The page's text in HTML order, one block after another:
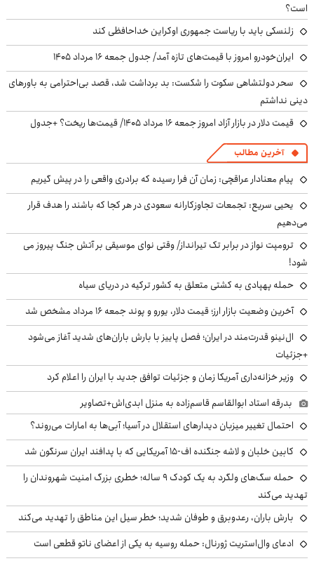
است؟
زلنسکی باید با ریاست جمهوری اوکراین خداحافظی کند
ایران‌خودرو امروز با قیمت‌های تازه آمد/ جدول جمعه ۱۶ مرداد ۱۴۰۵
سحر دولتشاهی سکوت را شکست: بد برداشت شد، قصد بی‌احترامی به باورهای
دینی نداشتم
قیمت دلار در بازار آزاد امروز جمعه ۱۶ مرداد ۱۴۰۵/ قیمت‌ها ریخت؟ +جدول
آخرین مطالب
پیام معنادار عراقچی: زمان آن فرا رسیده که برادری واقعی را در پیش گیریم
یحیی سریع: تجمعات تجاوزکارانه سعودی در هر کجا که باشند را هدف قرار
می‌دهیم
ترومپت نواز در برابر تک تیرانداز/ وقتی نوای موسیقی بر آتش جنگ پیروز می
شود!
حمله پهپادی به کشتی متعلق به کشور ترکیه در دریای سیاه
آخرین وضعیت بازار ارز؛ قیمت دلار، یورو و پوند جمعه ۱۶ مرداد مشخص شد
ال‌نینو قدرت‌مند در ایران؛ فصل پاییز با بارش باران‌های شدید آغاز می‌شود
+جزئیات
وزیر خزانه‌داری آمریکا زمان و جزئیات توافق جدید با ایران را اعلام کرد
بدرقه استاد ابوالقاسم قاسم‌زاده به منزل ابدی‌اش+تصاویر
احتمال تغییر میزبان دیدارهای استقلال در آسیا؛ آبی‌ها به امارات می‌روند؟
کابین خلبان و لاشه جنگنده اف-۱۵ آمریکایی که با پدافند ایران سرنگون شد
حمله سگ‌های ولگرد به یک کودک ۹ ساله؛ خطری بزرگ امنیت شهروندان را
تهدید می‌کند
بارش باران، رعدوبرق و طوفان شدید؛ خطر سیل این مناطق را تهدید می‌کند
ادعای وال‌استریت ژورنال: حمله روسیه به یکی از اعضای ناتو قطعی است